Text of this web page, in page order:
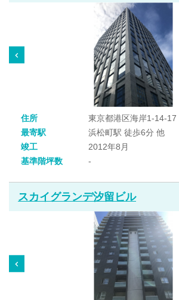
住所
東京都港区海岸1-14-17
最寄駅
浜松町駅 徒歩6分 他
竣工
2012年8月
基準階坪数
-
スカイグランデ汐留ビル